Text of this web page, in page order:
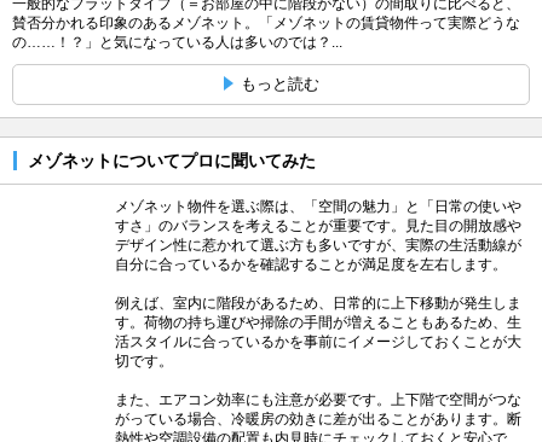
一般的なフラットタイプ（＝お部屋の中に階段がない）の間取りに比べると、
賛否分かれる印象のあるメゾネット。「メゾネットの賃貸物件って実際どうな
の……！？」と気になっている人は多いのでは？...
もっと読む
メゾネットについてプロに聞いてみた
メゾネット物件を選ぶ際は、「空間の魅力」と「日常の使いや
すさ」のバランスを考えることが重要です。見た目の開放感や
デザイン性に惹かれて選ぶ方も多いですが、実際の生活動線が
自分に合っているかを確認することが満足度を左右します。
例えば、室内に階段があるため、日常的に上下移動が発生しま
す。荷物の持ち運びや掃除の手間が増えることもあるため、生
活スタイルに合っているかを事前にイメージしておくことが大
切です。
また、エアコン効率にも注意が必要です。上下階で空間がつな
がっている場合、冷暖房の効きに差が出ることがあります。断
熱性や空調設備の配置も内見時にチェックしておくと安心で